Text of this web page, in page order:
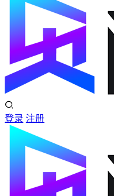
登录 注册